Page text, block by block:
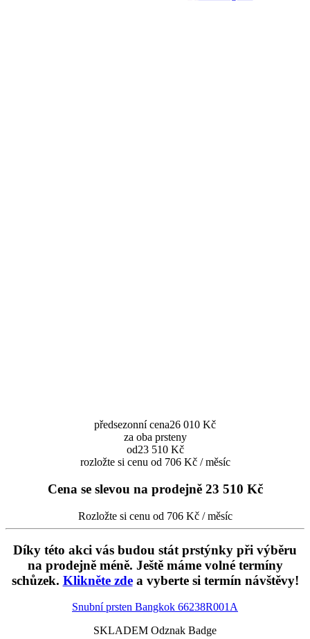
předsezonní cena26 010 Kč
za oba prsteny
od23 510 Kč
rozložte si cenu od 706 Kč / měsíc
Cena se slevou na prodejně 23 510 Kč
Rozložte si cenu od 706 Kč / měsíc
Díky této akci vás budou stát prstýnky při výběru
na prodejně méně. Ještě máme volné termíny
schůzek. Klikněte zdea vyberte si termín návštěvy!
Snubní prsten Bangkok 66238R001A
SKLADEM Odznak Badge